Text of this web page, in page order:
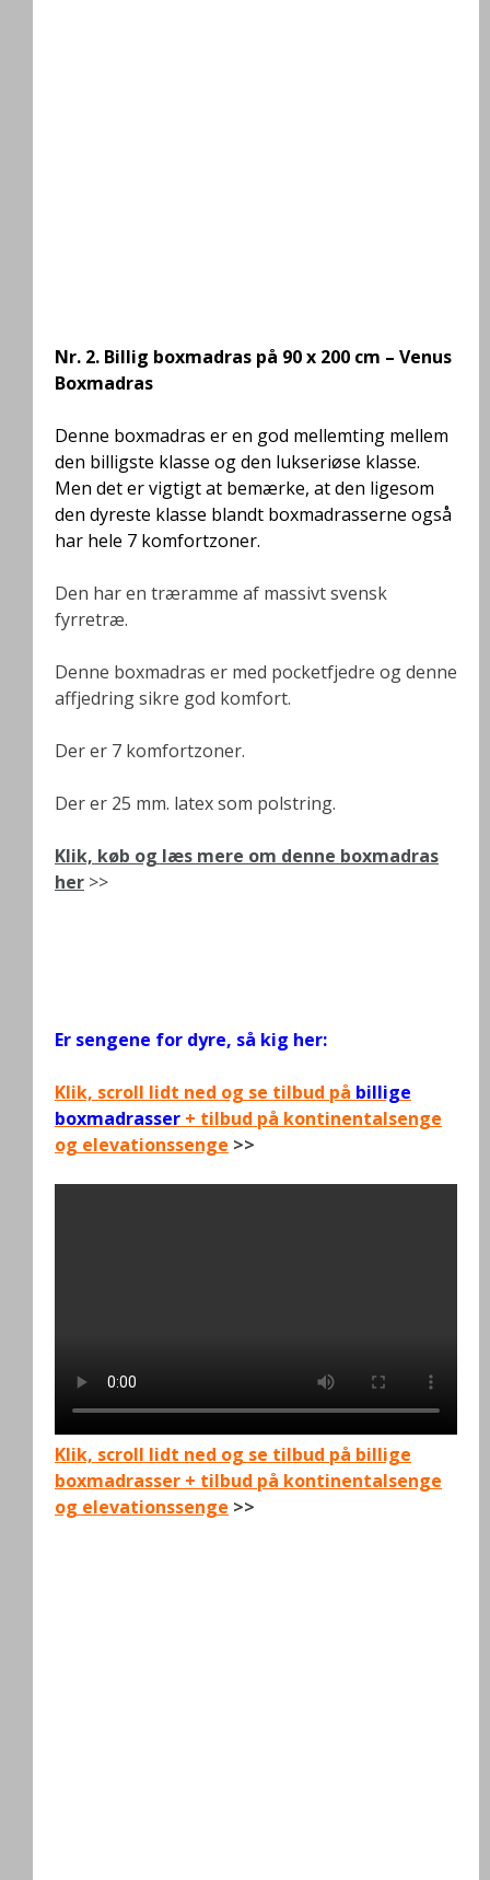
Nr. 2. Billig boxmadras på 90 x 200 cm – Venus
Boxmadras
Denne boxmadras er en god mellemting mellem
den billigste klasse og den lukseriøse klasse.
Men det er vigtigt at bemærke, at den ligesom
den dyreste klasse blandt boxmadrasserne også
har hele 7 komfortzoner.
Den har en træramme af massivt svensk
fyrretræ.
Denne boxmadras er med pocketfjedre og denne
affjedring sikre god komfort.
Der er 7 komfortzoner.
Der er 25 mm. latex som polstring.
Klik, køb og læs mere om denne boxmadras
her >>
Er sengene for dyre, så kig her:
Klik, scroll lidt ned og se tilbud på billige
boxmadrasser + tilbud på kontinentalsenge
og elevationssenge >>
Klik, scroll lidt ned og se tilbud på billige
boxmadrasser + tilbud på kontinentalsenge
og elevationssenge >>